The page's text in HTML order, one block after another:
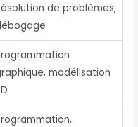
de problèmes,
modélisation